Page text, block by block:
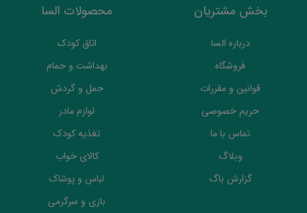
بخش مشتریان
درباره السا
فروشگاه
قوانین و مقررات
حریم خصوصی
تماس با ما
وبلاگ
گزارش باگ
محصولات السا
اتاق کودک
بهداشت و حمام
حمل و گردش
لوازم مادر
تغذیه کودک
کالای خواب
لباس و پوشاک
بازی و سرگرمی